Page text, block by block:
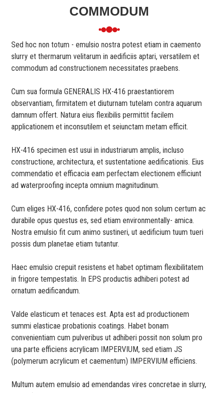
COMMODUM
Sed hoc non totum - emulsio nostra potest etiam in caemento
slurry et thermarum velitarum in aedificiis aptari, versatilem et
commodum ad constructionem necessitates praebens.
Cum sua formula GENERALIS HX-416 praestantiorem
observantiam, firmitatem et diuturnam tutelam contra aquarum
damnum offert. Natura eius flexibilis permittit facilem
applicationem et inconsutilem et seiunctam metam efficit.
HX-416 specimen est usui in industriarum amplis, incluso
constructione, architectura, et sustentatione aedificationis. Eius
commendatio et efficacia eam perfectam electionem efficiunt
ad waterproofing incepta omnium magnitudinum.
Cum eliges HX-416, confidere potes quod non solum certum ac
durabile opus questus es, sed etiam environmentally- amica.
Nostra emulsio fit cum animo sustineri, ut aedificium tuum tueri
possis dum planetae etiam tutantur.
Haec emulsio crepuit resistens et habet optimam flexibilitatem
in frigore tempestatis. In EPS productis adhiberi potest ad
ornatum aedificandum.
Valde elasticum et tenaces est. Apta est ad productionem
summi elasticae probationis coatings. Habet bonam
convenientiam cum pulveribus ut adhiberi possit non solum pro
una parte efficiens acrylicam IMPERVIUM, sed etiam JS
(polymerum acrylicum et caementum) IMPERVIUM efficiens.
Multum autem emulsio ad emendandas vires concretae in slurry,